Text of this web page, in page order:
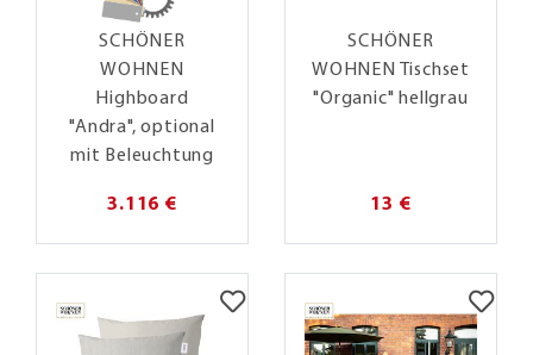
SCHÖNER
WOHNEN
Highboard
"Andra", optional
mit Beleuchtung
3.116 €
SCHÖNER
WOHNEN Tischset
"Organic" hellgrau
13 €